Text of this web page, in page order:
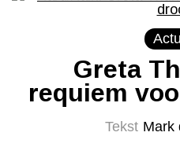
Greta
requiem
Tekst Mark